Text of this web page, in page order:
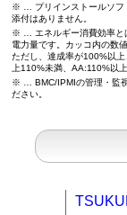
※ … プリインストールソフ
添付はありません。
※ … エネルギー消費効率と
電力量です。カッコ内の数
ただし、達成率が100%以
上110%未満、AA:110%以
※ … BMC/IPMIの管理・監
ださい。